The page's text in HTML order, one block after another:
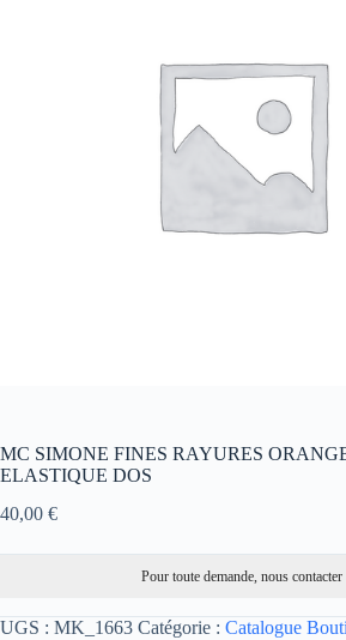
MC SIMONE FINES RAYURES
ELASTIQUE DOS
40,00 €
Pour toute demande, nous contacter
UGS : MK_1663 Catégorie : Catalogue